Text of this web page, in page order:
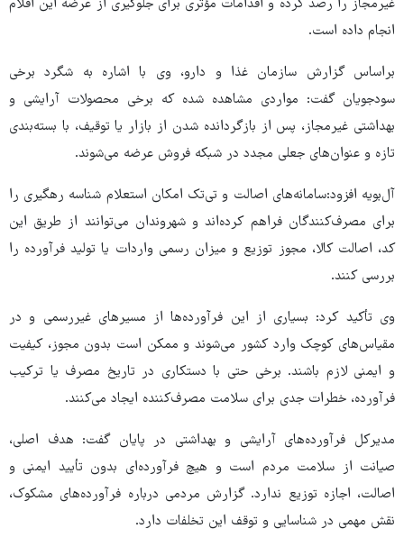
غیرمجاز را رصد کرده و اقدامات مؤثری برای جلوگیری از عرضه این اقلام
انجام داده است.
براساس گزارش سازمان غذا و دارو، وی با اشاره به شگرد برخی
سودجویان گفت: مواردی مشاهده شده که برخی محصولات آرایشی و
بهداشتی غیرمجاز، پس از بازگردانده شدن از بازار یا توقیف، با بسته‌بندی
تازه و عنوان‌های جعلی مجدد در شبکه فروش عرضه می‌شوند.
آل‌بویه افزود:سامانه‌های اصالت و تی‌تک امکان استعلام شناسه رهگیری را
برای مصرف‌کنندگان فراهم کرده‌اند و شهروندان می‌توانند از طریق این
کد، اصالت کالا، مجوز توزیع و میزان رسمی واردات یا تولید فرآورده را
بررسی کنند.
وی تأکید کرد: بسیاری از این فرآورده‌ها از مسیرهای غیررسمی و در
مقیاس‌های کوچک وارد کشور می‌شوند و ممکن است بدون مجوز، کیفیت
و ایمنی لازم باشند. برخی حتی با دستکاری در تاریخ مصرف یا ترکیب
فرآورده، خطرات جدی برای سلامت مصرف‌کننده ایجاد می‌کنند.
مدیرکل فرآورده‌های آرایشی و بهداشتی در پایان گفت: هدف اصلی،
صیانت از سلامت مردم است و هیچ فرآورده‌ای بدون تأیید ایمنی و
اصالت، اجازه توزیع ندارد. گزارش مردمی درباره فرآورده‌های مشکوک،
نقش مهمی در شناسایی و توقف این تخلفات دارد.